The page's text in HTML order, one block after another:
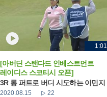
1:01
[아버딘 스탠다드 인베스트먼트
레이디스 스코티시 오픈]
3R 롱 퍼트로 버디 시도하는 이민지
2020.08.15 22